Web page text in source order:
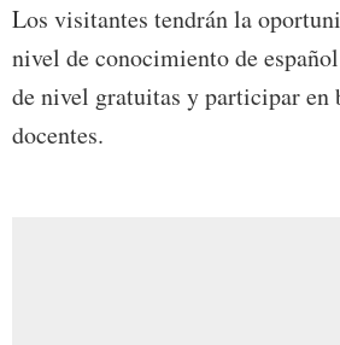
Los visitantes tendrán la
nivel de conocimiento de
de nivel gratuitas y participar en
docentes.